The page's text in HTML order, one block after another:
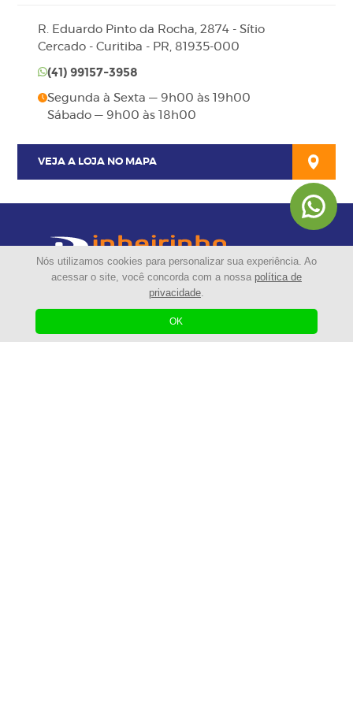
R. Eduardo Pinto da Rocha, 2874 - Sítio
Cercado - Curitiba - PR, 81935-000
(41)99157-3958
Segunda à Sexta — 9h00 às 19h00
Sábado — 9h00 às 18h00
VEJA A LOJA NO MAPA
3308-1789
Nós utilizamos cookies para personalizar sua experiência. Ao
acessar o site, você concorda com a nossa política de
privacidade.
OK